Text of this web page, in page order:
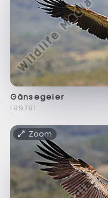
Gänsegeier
f99791
Zoom